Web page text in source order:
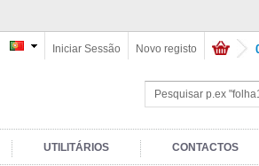
Novo registo
Iniciar Sessão
UTILITÁRIOS CONTACTOS